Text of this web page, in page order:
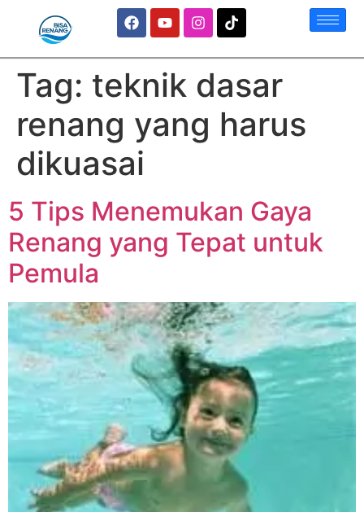
Tag: teknik dasar
renang yang harus
dikuasai
5 Tips Menemukan Gaya
Renang yang Tepat untuk
Pemula